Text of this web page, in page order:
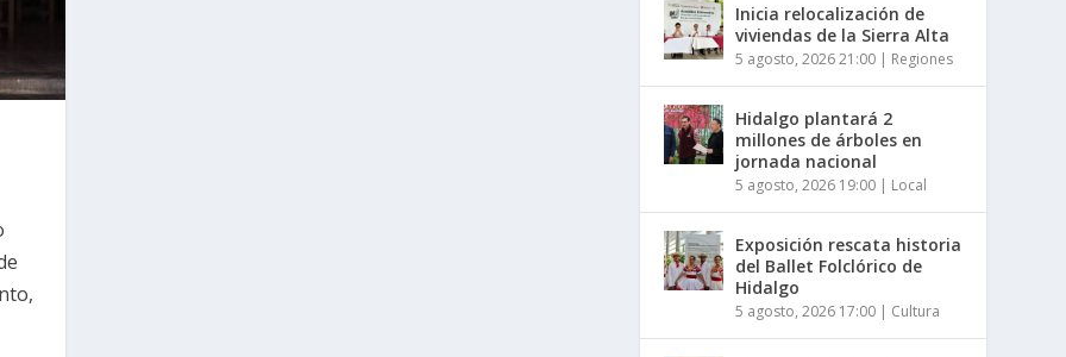
Inicia relocalización de
viviendas de la Sierra Alta
5 agosto, 2026 21:00 | Regiones
Hidalgo plantará 2
millones de árboles en
jornada nacional
5 agosto, 2026 19:00 | Local
Exposición rescata historia
del Ballet Folclórico de
Hidalgo
5 agosto, 2026 17:00 | Cultura